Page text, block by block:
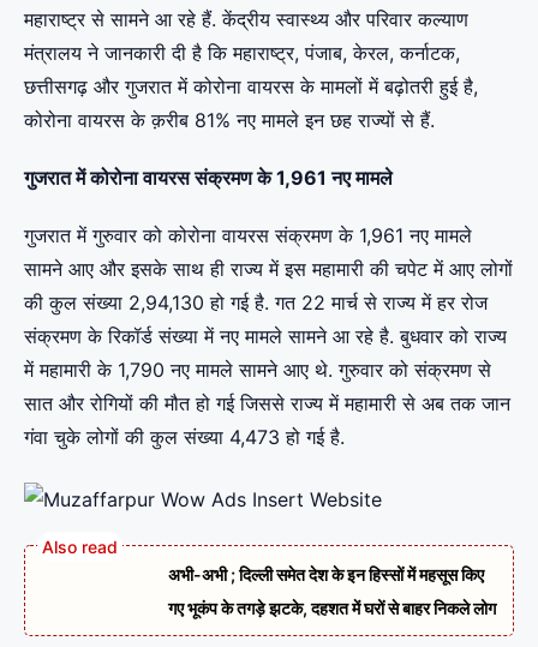
महाराष्‍ट्र से सामने आ रहे हैं. केंद्रीय स्वास्थ्य और परिवार कल्याण
मंत्रालय ने जानकारी दी है कि महाराष्ट्र, पंजाब, केरल, कर्नाटक,
छत्तीसगढ़ और गुजरात में कोरोना वायरस के मामलों में बढ़ोतरी हुई है,
कोरोना वायरस के क़रीब 81% नए मामले इन छह राज्यों से हैं.
गुजरात में कोरोना वायरस संक्रमण के 1,961 नए मामले
गुजरात में गुरुवार को कोरोना वायरस संक्रमण के 1,961 नए मामले
सामने आए और इसके साथ ही राज्य में इस महामारी की चपेट में आए लोगों
की कुल संख्या 2,94,130 हो गई है. गत 22 मार्च से राज्य में हर रोज
संक्रमण के रिकॉर्ड संख्या में नए मामले सामने आ रहे है. बुधवार को राज्य
में महामारी के 1,790 नए मामले सामने आए थे. गुरुवार को संक्रमण से
सात और रोगियों की मौत हो गई जिससे राज्य में महामारी से अब तक जान
गंवा चुके लोगों की कुल संख्या 4,473 हो गई है.
अभी-अभी ; दिल्ली समेत देश के इन हिस्सों में महसूस किए
गए भूकंप के तगड़े झटके, दहशत में घरों से बाहर निकले लोग